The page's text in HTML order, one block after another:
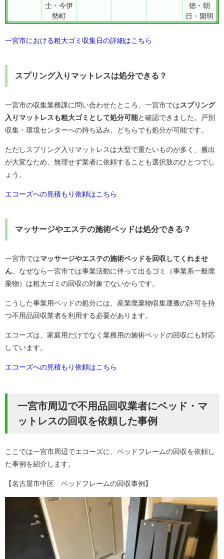
士・今伊
勢町
徳・朝
日・開明
一宮市における粗大ゴミ収集日の詳細はこちら
スプリング入りマットレスは処分できる？
一宮市の収集業務課に問い合わせたところ、一宮市ではスプリング
入りマットレスも粗大ゴミとして処分可能と確認できました。戸別
収集・環境センターへの持ち込み、どちらでも処分が可能です。
ただしスプリング入りマットレスは大型で重たいものが多く、搬出
が大変なため、無理せず業者に依頼することも選択肢のひとつでし
ょう。
エコーズへの見積もり依頼はこちら
マッサージやエステの施術ベッドは処分できる？
一宮市ではマッサージやエステの施術ベッドを回収してくれませ
ん。なぜなら一宮市では事業活動に伴って出るゴミ（事業系一般廃
棄物）は粗大ゴミの回収の対象でないからです。
こうした事業用ベッドの処分には、産業廃棄物収集運搬の許可を持
つ不用品回収業者を利用する必要があります。
エコーズは、家庭用だけでなく業務用の施術ベッドの回収にも対応
しています。
エコーズへの見積もり依頼はこちら
一宮市周辺で不用品回収業者にベッド・マ
ットレスの回収を依頼した事例
ここでは一宮市周辺でエコーズに、ベッドフレームの回収を依頼し
た事例を紹介します。
【名古屋市中区 ベッドフレームの回収事例】